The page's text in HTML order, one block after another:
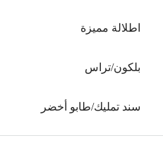
اطلالة مميزة
بلكون/تراس
سند تمليك/طابو أخضر